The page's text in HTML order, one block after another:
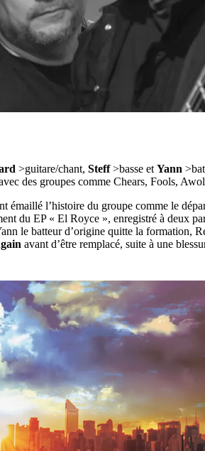
>guitare/chant, Steff>basse et Yann
des groupes comme Chears, Fools,
émaillé l’histoire du groupe comme le
du EP « El Royce », enregistré à deux
le batteur d’origine quitte la formation,
avant d’être remplacé, suite à une